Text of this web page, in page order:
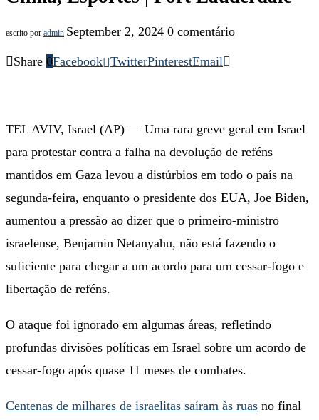
escrito por admin September 2, 2024 0 comentário
Share 0Facebook TwitterPinterestEmail
TEL AVIV, Israel (AP) — Uma rara greve geral em Israel
para protestar contra a falha na devolução de reféns
mantidos em Gaza levou a distúrbios em todo o país na
segunda-feira, enquanto o presidente dos EUA, Joe Biden,
aumentou a pressão ao dizer que o primeiro-ministro
israelense, Benjamin Netanyahu, não está fazendo o
suficiente para chegar a um acordo para um cessar-fogo e
libertação de reféns.
O ataque foi ignorado em algumas áreas, refletindo
profundas divisões políticas em Israel sobre um acordo de
cessar-fogo após quase 11 meses de combates.
Centenas de milhares de israelitas saíram às ruas no final